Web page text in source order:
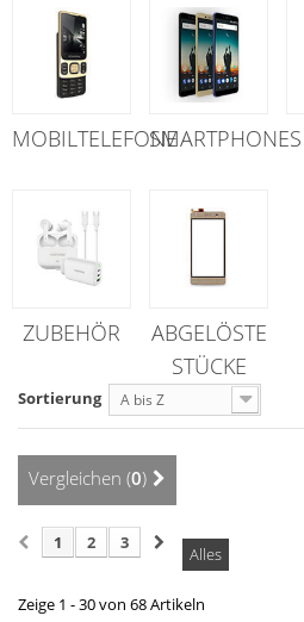
MOBILTELEFONESMARTPHONES
ZUBEHÖR
ABGELÖSTE
STÜCKE
Sortierung A bis Z
Vergleichen (0)
Alles
1 2 3
Zeige 1 - 30 von 68 Artikeln